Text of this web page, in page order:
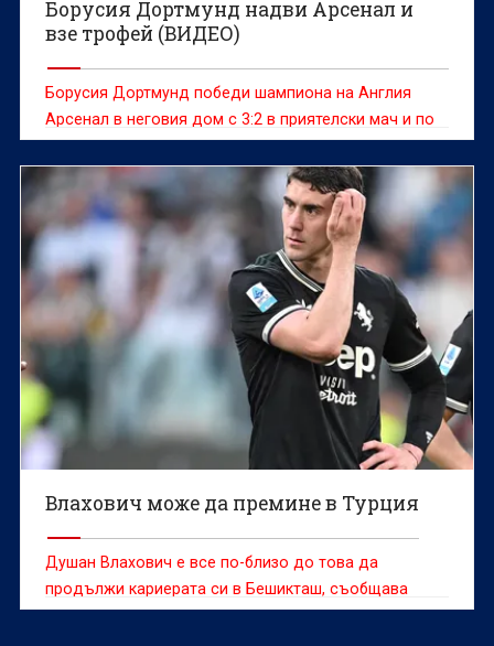
Борусия Дортмунд надви Арсенал и
взе трофей (ВИДЕО)
Борусия Дортмунд победи шампиона на Англия
Арсенал в неговия дом с 3:2 в приятелски мач и по
този начин спечели Емирейтс Къп
Влахович може да премине в Турция
Душан Влахович е все по-близо до това да
продължи кариерата си в Бешикташ, съобщава
италианското издание La Gazzetta dello Sport